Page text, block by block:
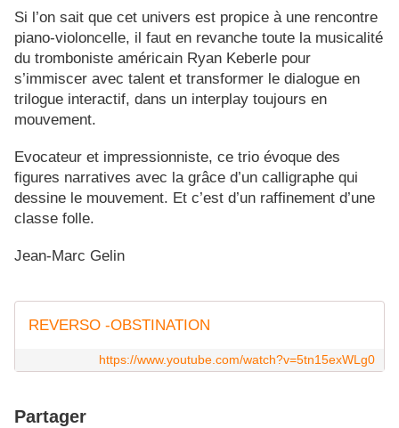
Si l’on sait que cet univers est propice à une rencontre
piano-violoncelle, il faut en revanche toute la musicalité
du tromboniste américain Ryan Keberle pour
s’immiscer avec talent et transformer le dialogue en
trilogue interactif, dans un interplay toujours en
mouvement.
Evocateur et impressionniste, ce trio évoque des
figures narratives avec la grâce d’un calligraphe qui
dessine le mouvement. Et c’est d’un raffinement d’une
classe folle.
Jean-Marc Gelin
REVERSO -OBSTINATION
https://www.youtube.com/watch?v=5tn15exWLg0
Partager